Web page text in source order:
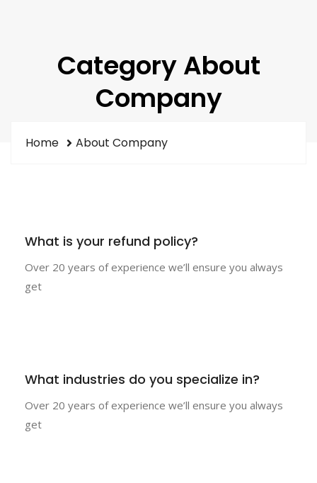
Category About
Company
Home About Company
What is your refund policy?
Over 20 years of experience we’ll ensure you always
get
What industries do you specialize in?
Over 20 years of experience we’ll ensure you always
get